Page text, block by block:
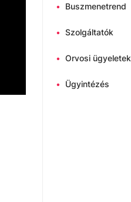
• Buszmenetrend
• Szolgáltatók
• Orvosi ügyeletek
• Ügyintézés